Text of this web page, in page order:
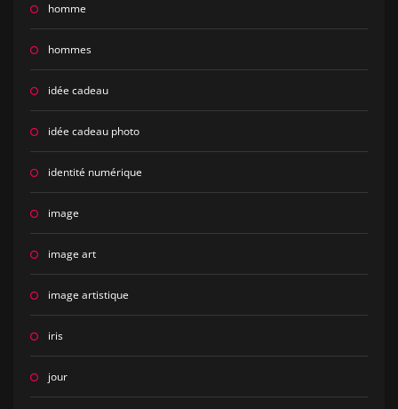
homme
hommes
idée cadeau
idée cadeau photo
identité numérique
image
image art
image artistique
iris
jour